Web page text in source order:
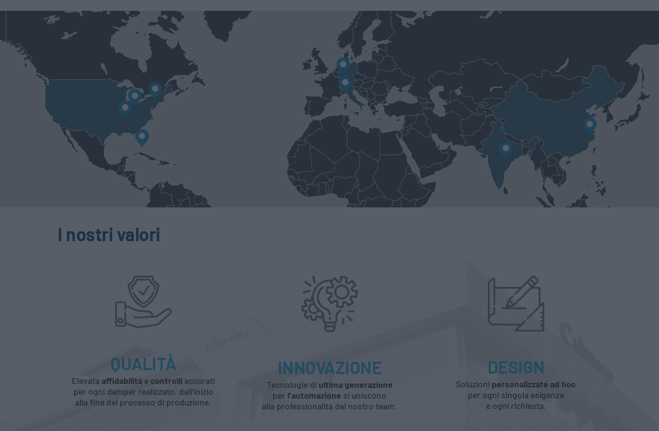
I nostri valori
QUALITÀ
Elevata affidabilità e controlli accurati
per ogni damper realizzato, dall’inizio
alla fine del processo di produzione.
INNOVAZIONE
Tecnologie di ultima generazione
per l’automazione si uniscono
alla professionalità del nostro team.
DESIGN
Soluzioni personalizzate ad hoc
per ogni singola esigenza
e ogni richiesta.